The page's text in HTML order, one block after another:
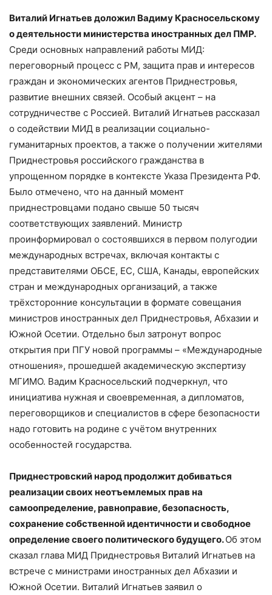
Виталий Игнатьев доложил Вадиму Красносельскому
о деятельности министерства иностранных дел ПМР.
Среди основных направлений работы МИД:
переговорный процесс с РМ, защита прав и интересов
граждан и экономических агентов Приднестровья,
развитие внешних связей. Особый акцент – на
сотрудничестве с Россией. Виталий Игнатьев рассказал
о содействии МИД в реализации социально-
гуманитарных проектов, а также о получении жителями
Приднестровья российского гражданства в
упрощенном порядке в контексте Указа Президента РФ.
Было отмечено, что на данный момент
приднестровцами подано свыше 50 тысяч
соответствующих заявлений. Министр
проинформировал о состоявшихся в первом полугодии
международных встречах, включая контакты с
представителями ОБСЕ, ЕС, США, Канады, европейских
стран и международных организаций, а также
трёхсторонние консультации в формате совещания
министров иностранных дел Приднестровья, Абхазии и
Южной Осетии. Отдельно был затронут вопрос
открытия при ПГУ новой программы – «Международные
отношения», прошедшей академическую экспертизу
МГИМО. Вадим Красносельский подчеркнул, что
инициатива нужная и своевременная, а дипломатов,
переговорщиков и специалистов в сфере безопасности
надо готовить на родине с учётом внутренних
особенностей государства.
Приднестровский народ продолжит добиваться
реализации своих неотъемлемых прав на
самоопределение, равноправие, безопасность,
сохранение собственной идентичности и свободное
определение своего политического будущего.Об этом
сказал глава МИД Приднестровья Виталий Игнатьев на
встрече с министрами иностранных дел Абхазии и
Южной Осетии. Виталий Игнатьев заявил о